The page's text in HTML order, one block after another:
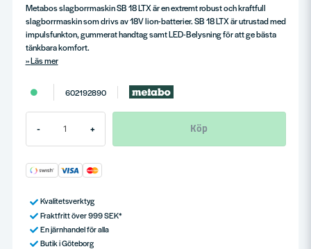
Metabos slagborrmaskin SB 18 LTX är en extremt robust och kraftfull
slagborrmaskin som drivs av 18V lion-batterier. SB 18 LTX är utrustad med
impulsfunkton, gummerat handtag samt LED-Belysning för att ge bästa
tänkbara komfort.
Läs mer
602192890
- + Köp
Kvalitetsverktyg
Fraktfritt över 999 SEK*
En järnhandel för alla
Butik i Göteborg